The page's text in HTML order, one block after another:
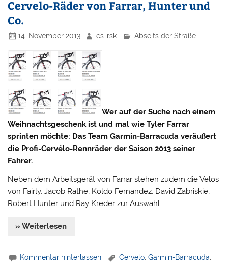
Cervelo-Räder von Farrar, Hunter und
Co.
14. November 2013 cs-rsk Abseits der Straße
Wer auf der Suche nach einem
Weihnachtsgeschenk ist und mal wie Tyler Farrar
sprinten möchte: Das Team Garmin-Barracuda veräußert
die Profi-Cervélo-Rennräder der Saison 2013 seiner
Fahrer.
Neben dem Arbeitsgerät von Farrar stehen zudem die Velos
von Fairly, Jacob Rathe, Koldo Fernandez, David Zabriskie,
Robert Hunter und Ray Kreder zur Auswahl.
» Weiterlesen
Kommentar hinterlassen Cervelo ,Garmin-Barracuda